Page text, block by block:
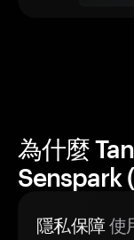
為什麼
Senspark
隱私保障使